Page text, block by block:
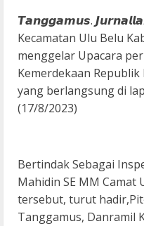
𝙏𝙖𝙣𝙜𝙜𝙖𝙢𝙪𝙨.
Kecamatan Ulu Belu
menggelar Upacara
Kemerdekaan Republik
yang berlangsung di
(17/8/2023)
Bertindak Sebagai
Mahidin SE MM Camat
tersebut, turut
Tanggamus, Danramil